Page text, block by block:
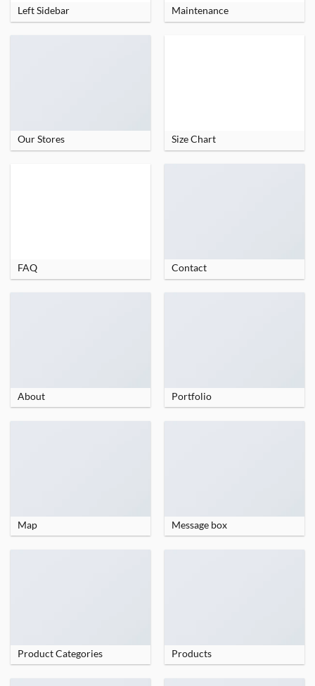
Left Sidebar Maintenance
Our Stores Size Chart
FAQ Contact
About Portfolio
Map Message box
Product Categories Products